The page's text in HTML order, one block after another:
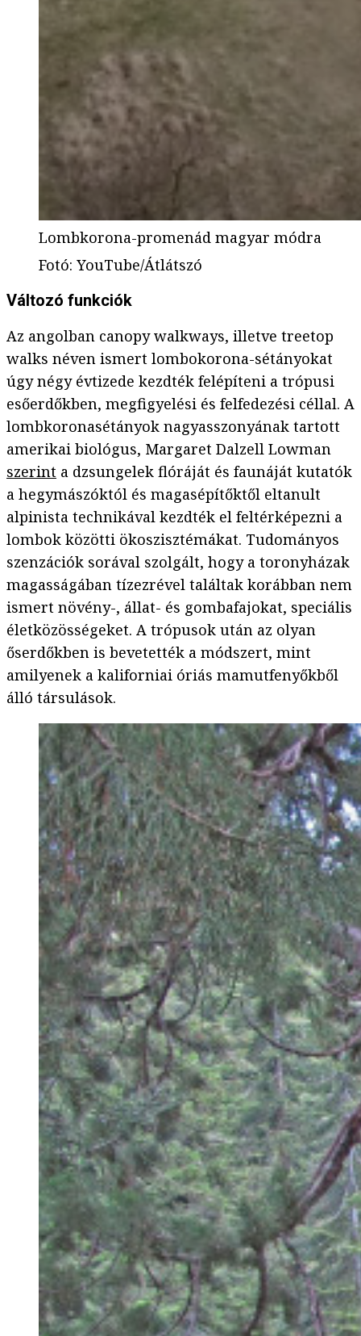
Lombkorona-promenád magyar módra
Fotó: YouTube/Átlátszó
Változó funkciók
Az angolban canopy walkways, illetve treetop
walks néven ismert lombokorona-sétányokat
úgy négy évtizede kezdték felépíteni a trópusi
esőerdőkben, megfigyelési és felfedezési céllal. A
lombkoronasétányok nagyasszonyának tartott
amerikai biológus, Margaret Dalzell Lowman
szerint a dzsungelek flóráját és faunáját kutatók
a hegymászóktól és magasépítőktől eltanult
alpinista technikával kezdték el feltérképezni a
lombok közötti ökoszisztémákat. Tudományos
szenzációk sorával szolgált, hogy a toronyházak
magasságában tízezrével találtak korábban nem
ismert növény-, állat- és gombafajokat, speciális
életközösségeket. A trópusok után az olyan
őserdőkben is bevetették a módszert, mint
amilyenek a kaliforniai óriás mamutfenyőkből
álló társulások.